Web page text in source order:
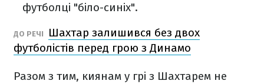
футболці "біло-синіх".
ДО РЕЧІ
Шахтар залишився без двох
футболістів перед грою з Динамо
Разом з тим, киянам у грі з Шахтарем не